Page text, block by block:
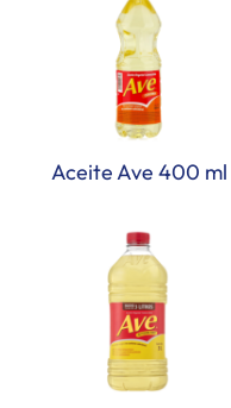
Aceite Ave 400 ml